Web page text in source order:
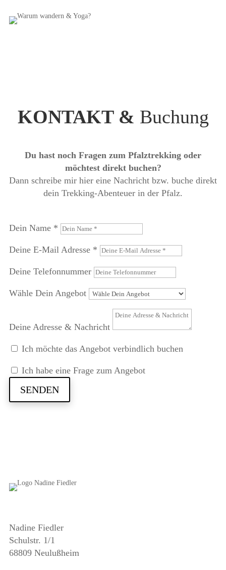
KONTAKT & Buchung
Du hast noch Fragen zum Pfalztrekking oder
möchtest direkt buchen?
Dann schreibe mir hier eine Nachricht bzw. buche direkt
dein Trekking-Abenteuer in der Pfalz.
Dein Name *
Deine E-Mail Adresse *
Deine Telefonnummer
Wähle Dein Angebot
Deine Adresse & Nachricht
Ich möchte das Angebot verbindlich buchen
Ich habe eine Frage zum Angebot
SENDEN
Nadine Fiedler
Schulstr. 1/1
68809 Neulußheim